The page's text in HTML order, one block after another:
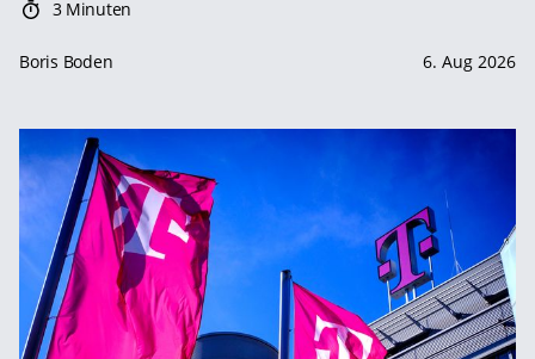
3 Minuten
Boris Boden 6. Aug 2026